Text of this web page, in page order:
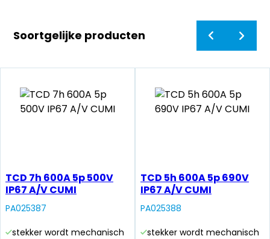
Soortgelijke producten
TCD 7h 600A 5p 500V
IP67 A/V CUMI
PA025387
stekker wordt mechanisch
TCD 5h 600A 5p 690V
IP67 A/V CUMI
PA025388
stekker wordt mechanisch